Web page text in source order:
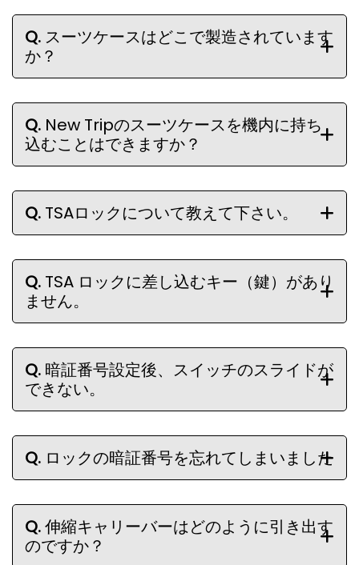
Q. スーツケースはどこで製造されています
か？
Q. New Tripのスーツケースを機内に持ち
込むことはできますか？
Q. TSAロックについて教えて下さい。
Q. TSA ロックに差し込むキー（鍵）があり
ません。
Q. 暗証番号設定後、スイッチのスライドが
できない。
Q. ロックの暗証番号を忘れてしまいました
Q.伸縮キャリーバーはどのように引き出す
のですか？